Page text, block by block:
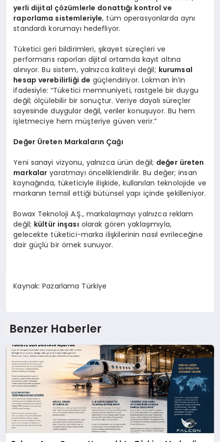
yerli dijital çözümlerle donattığı kontrol ve
raporlama sistemleriyle, tüm operasyonlarda aynı
standardı korumayı hedefliyor.
Tüketici geri bildirimleri, şikayet süreçleri ve
performans raporları dijital ortamda kayıt altına
alınıyor. Bu sistem, yalnızca kaliteyi değil; kurumsal
hesap verebilirliği de güçlendiriyor. Lokman İn’in
ifadesiyle: “Tüketici memnuniyeti, rastgele bir duygu
değil; ölçülebilir bir sonuçtur. Veriye dayalı süreçler
sayesinde duygular değil, veriler konuşuyor. Bu hem
işletmeciye hem müşteriye güven verir.”
Değer Üreten Markaların Çağı
Yeni sanayi vizyonu, yalnızca ürün değil; değer üreten
markalar yaratmayı önceliklendirilir. Bu değer; insan
kaynağında, tüketiciyle ilişkide, kullanılan teknolojide ve
markanın temsil ettiği bütünsel yapı içinde şekilleniyor.
Bowax Teknoloji A.Ş., markalaşmayı yalnızca reklam
değil; kültür inşası olarak gören yaklaşımıyla,
gelecekte tüketici-marka ilişkilerinin nasıl evrileceğine
dair güçlü bir örnek sunuyor.
Kaynak: Pazarlama Türkiye
Benzer Haberler